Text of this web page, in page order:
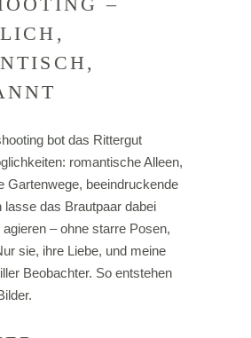
bot das Rittergut
romantische Alleen,
Gartenwege, beeindruckende
lasse das Brautpaar dabei
– ohne starre Posen,
sie, ihre Liebe, und meine
Beobachter. So entstehen